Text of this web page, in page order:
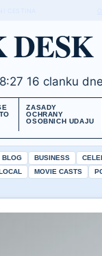
DESK
16 clanku
ZASADY
OCHRANY
OSOBNICH UDAJU
BLOG BUSINESS
MOVIE CASTS